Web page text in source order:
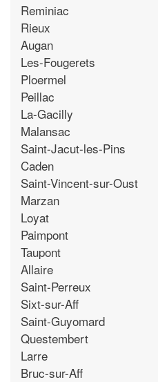
Reminiac
Rieux
Augan
Les-Fougerets
Ploermel
Peillac
La-Gacilly
Malansac
Saint-Jacut-les-Pins
Caden
Saint-Vincent-sur-Oust
Marzan
Loyat
Paimpont
Taupont
Allaire
Saint-Perreux
Sixt-sur-Aff
Saint-Guyomard
Questembert
Larre
Bruc-sur-Aff